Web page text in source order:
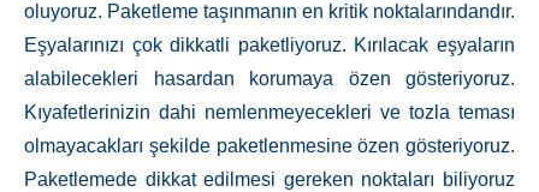
oluyoruz. Paketleme taşınmanın en kritik noktalarındandır.
Eşyalarınızı çok dikkatli paketliyoruz. Kırılacak eşyaların
alabilecekleri hasardan korumaya özen gösteriyoruz.
Kıyafetlerinizin dahi nemlenmeyecekleri ve tozla teması
olmayacakları şekilde paketlenmesine özen gösteriyoruz.
Paketlemede dikkat edilmesi gereken noktaları biliyoruz